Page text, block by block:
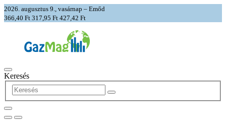
2026. augusztus 9., vasárnap – Emőd
366,40 Ft 317,95 Ft 427,42 Ft
Keresés